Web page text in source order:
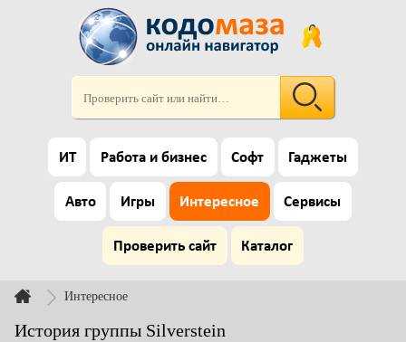
ИТ Работа и бизнес Софт Гаджеты
Авто Игры Интересное Сервисы
Проверить сайт Каталог
Интересное
История группы Silverstein